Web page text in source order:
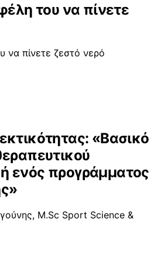
του να πίνετε
να πίνετε ζεστό νερό
«Βασικό
ενός προγράμματος
M.Sc Sport Science &